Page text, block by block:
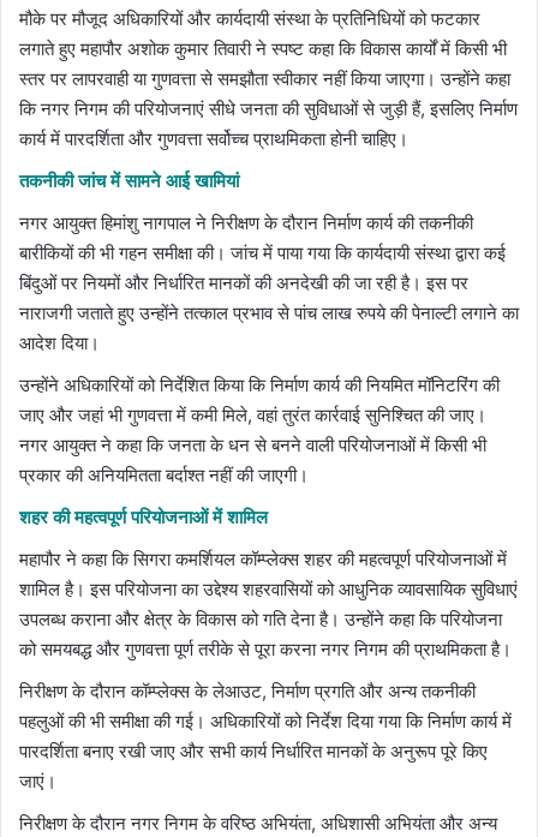
मौके पर मौजूद अधिकारियों और कार्यदायी संस्था के प्रतिनिधियों को फटकार
लगाते हुए महापौर अशोक कुमार तिवारी ने स्पष्ट कहा कि विकास कार्यों में किसी भी
स्तर पर लापरवाही या गुणवत्ता से समझौता स्वीकार नहीं किया जाएगा। उन्होंने कहा
कि नगर निगम की परियोजनाएं सीधे जनता की सुविधाओं से जुड़ी हैं, इसलिए निर्माण
कार्य में पारदर्शिता और गुणवत्ता सर्वोच्च प्राथमिकता होनी चाहिए।
तकनीकी जांच में सामने आई खामियां
नगर आयुक्त हिमांशु नागपाल ने निरीक्षण के दौरान निर्माण कार्य की तकनीकी
बारीकियों की भी गहन समीक्षा की। जांच में पाया गया कि कार्यदायी संस्था द्वारा कई
बिंदुओं पर नियमों और निर्धारित मानकों की अनदेखी की जा रही है। इस पर
नाराजगी जताते हुए उन्होंने तत्काल प्रभाव से पांच लाख रुपये की पेनाल्टी लगाने का
आदेश दिया।
उन्होंने अधिकारियों को निर्देशित किया कि निर्माण कार्य की नियमित मॉनिटरिंग की
जाए और जहां भी गुणवत्ता में कमी मिले, वहां तुरंत कार्रवाई सुनिश्चित की जाए।
नगर आयुक्त ने कहा कि जनता के धन से बनने वाली परियोजनाओं में किसी भी
प्रकार की अनियमितता बर्दाश्त नहीं की जाएगी।
शहर की महत्वपूर्ण परियोजनाओं में शामिल
महापौर ने कहा कि सिगरा कमर्शियल कॉम्प्लेक्स शहर की महत्वपूर्ण परियोजनाओं में
शामिल है। इस परियोजना का उद्देश्य शहरवासियों को आधुनिक व्यावसायिक सुविधाएं
उपलब्ध कराना और क्षेत्र के विकास को गति देना है। उन्होंने कहा कि परियोजना
को समयबद्ध और गुणवत्ता पूर्ण तरीके से पूरा करना नगर निगम की प्राथमिकता है।
निरीक्षण के दौरान कॉम्प्लेक्स के लेआउट, निर्माण प्रगति और अन्य तकनीकी
पहलुओं की भी समीक्षा की गई। अधिकारियों को निर्देश दिया गया कि निर्माण कार्य में
पारदर्शिता बनाए रखी जाए और सभी कार्य निर्धारित मानकों के अनुरूप पूरे किए
जाएं।
निरीक्षण के दौरान नगर निगम के वरिष्ठ अभियंता, अधिशासी अभियंता और अन्य